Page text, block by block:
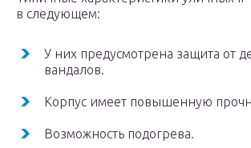
в следующем:
У них предусмотрена защита от
вандалов.
Корпус имеет повышенную
Возможность подогрева.